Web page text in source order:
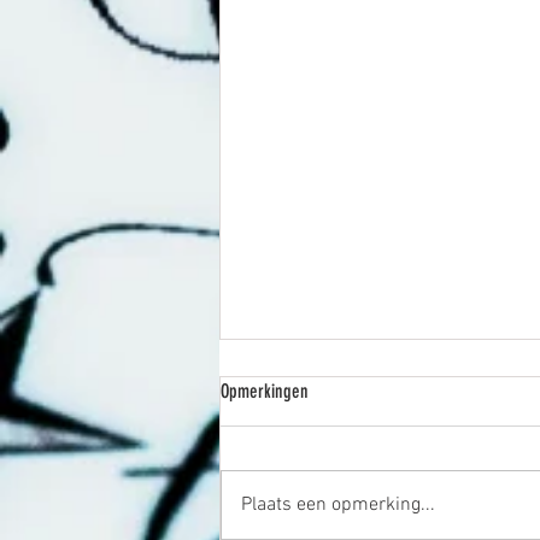
Opmerkingen
Plaats een opmerking...